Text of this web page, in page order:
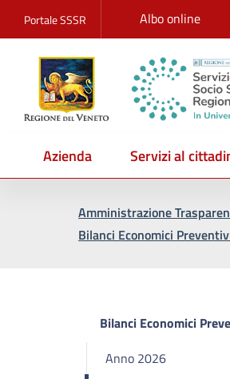
Portale SSSR Albo online
Azienda Servizi al
Amministrazione
Bilanci Economici
Bilanci Economici
Anno 2026